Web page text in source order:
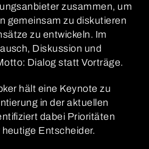
zusammen, um
gemeinsam zu diskutieren
zu entwickeln. Im
Diskussion und
Dialog statt Vorträge.
hält eine Keynote zu
in der aktuellen
dabei Prioritäten
Entscheider.